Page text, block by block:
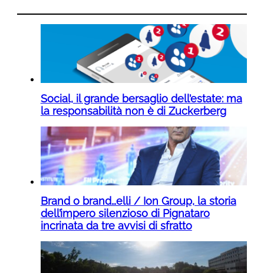
Social, il grande bersaglio dell’estate: ma
la responsabilità non è di Zuckerberg
Brand o brand…elli / Ion Group, la storia
dell’impero silenzioso di Pignataro
incrinata da tre avvisi di sfratto